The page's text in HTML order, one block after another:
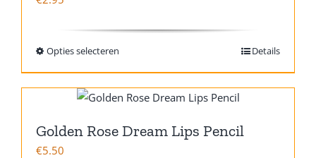
Opties selecteren Details
Golden Rose Dream Lips Pencil
€5.50